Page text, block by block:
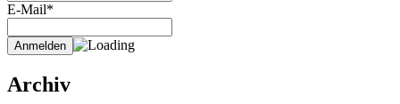
E-Mail*
Archiv